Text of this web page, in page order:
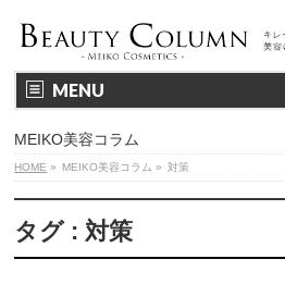
MENU
MEIKO美容コラム
HOME » MEIKO美容コラム » 対策
タグ : 対策